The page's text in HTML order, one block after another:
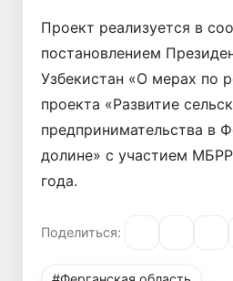
Проект реализуется в
постановлением
Узбекистан «О мерах по
проекта «Развитие
предпринимательства в
долине» с участием
года.
Поделиться: